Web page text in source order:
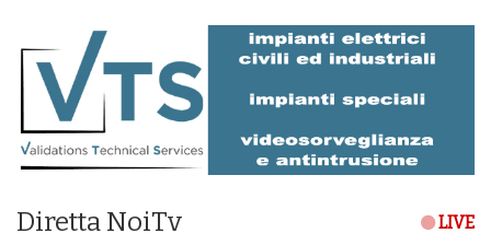
Diretta NoiTv LIVE